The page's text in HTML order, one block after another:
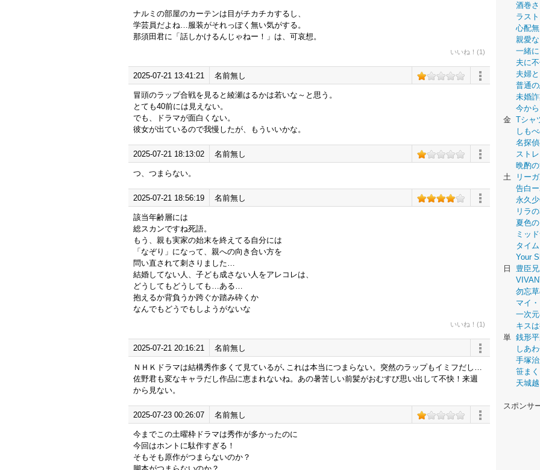
ナルミの部屋のカーテンは目がチカチカするし、
学芸員だよね…服装がそれっぽく無い気がする。
那須田君に「話しかけるんじゃねー！」は、可哀想。
いいね！(1)
2025-07-21 13:41:21 名前無し
冒頭のラップ合戦を見ると綾瀬はるかは若いな～と思う。
とても40前には見えない。
でも、ドラマが面白くない。
彼女が出ているので我慢したが、もういいかな。
2025-07-21 18:13:02 名前無し
つ、つまらない。
2025-07-21 18:56:19 名前無し
該当年齢層には
総スカンですね死語。
もう、親も実家の始末を終えてる自分には
「なぞり」になって、親への向き合い方を
問い直されて刺さりました…
結婚してない人、子ども成さない人をアレコレは、
どうしてもどうしても…ある…
抱えるか背負うか跨ぐか踏み砕くか
なんでもどうでもしようがないな
いいね！(1)
2025-07-21 20:16:21 名前無し
ＮＨＫドラマは結構秀作多くて見ているが､これは本当につまらない。突然のラップもイミフだし…
佐野君も変なキャラだし作品に恵まれないね。あの暑苦しい前髪がおむすび思い出して不快！来週
から見ない。
2025-07-23 00:26:07 名前無し
今までこの土曜枠ドラマは秀作が多かったのに
今回はホントに駄作すぎる！
そもそも原作がつまらないのか？
酒巻
ラス
心配
親愛
一緒
夫に
夫婦
普通
未婚
今か
金 Tシャ
しも
名探
スト
晩酌
土
リー
告白
永久
リラ
夏色
ミッ
タイ
Your
日
豊臣
勿忘
マイ
一次
キス
単 銭形
しあ
手塚
笹ま
天城
スポンサ